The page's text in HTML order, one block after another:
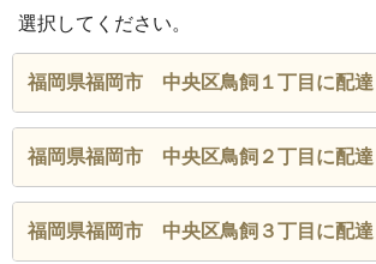
選択してください。
福岡県福岡市 中央区鳥飼１丁目に配達
福岡県福岡市 中央区鳥飼２丁目に配達
福岡県福岡市 中央区鳥飼３丁目に配達